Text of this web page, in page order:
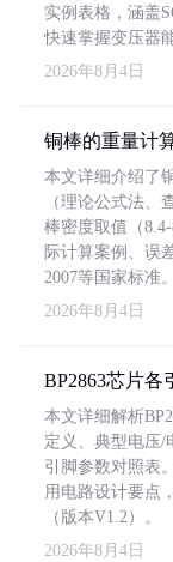
实例表格，涵盖
快速掌握变压器
2026年8月4日
铜棒的重量计
本文详细介绍了
（理论公式法、
棒密度取值（
际计算案例、误
2007等国家标准。
2026年8月4日
BP2863芯片各
本文详细解析
定义、典型电压/
引脚参数对照表
用电路设计要点
（版本V1.2）。
2026年8月4日